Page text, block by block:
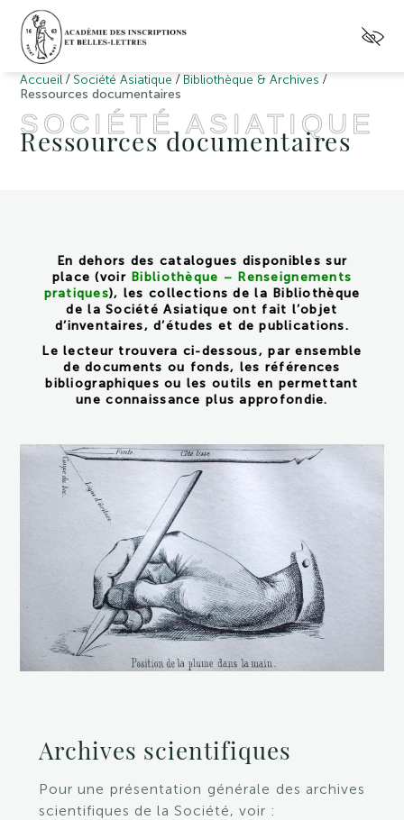
Accueil / Société Asiatique / Bibliothèque & Archives /
Ressources documentaires
SOCIÉTÉ ASIATIQUE
Ressources documentaires
En dehors des catalogues disponibles sur
place (voir Bibliothèque – Renseignements
pratiques), les collections de la Bibliothèque
de la Société Asiatique ont fait l’objet
d’inventaires, d’études et de publications.
Le lecteur trouvera ci-dessous, par ensemble
de documents ou fonds, les références
bibliographiques ou les outils en permettant
une connaissance plus approfondie.
Archives scientifiques
Pour une présentation générale des archives
scientifiques de la Société, voir :